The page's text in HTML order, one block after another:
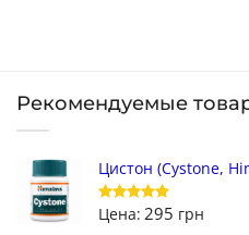
Рекомендуемые
Цистон (Cystone,
Оценка5
из 5
Цена: 295 грн